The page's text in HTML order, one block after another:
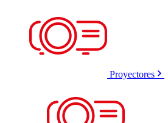
Proyectores